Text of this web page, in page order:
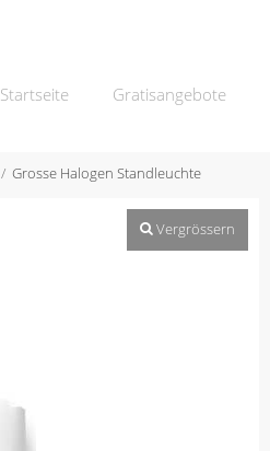
Startseite Gratisangebote
Grosse Halogen Standleuchte
Vergrössern